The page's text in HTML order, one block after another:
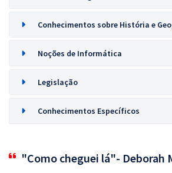
Conhecimentos sobre História e
Noções de Informática
Legislação
Conhecimentos Específicos
"Como cheguei lá"- Deborah